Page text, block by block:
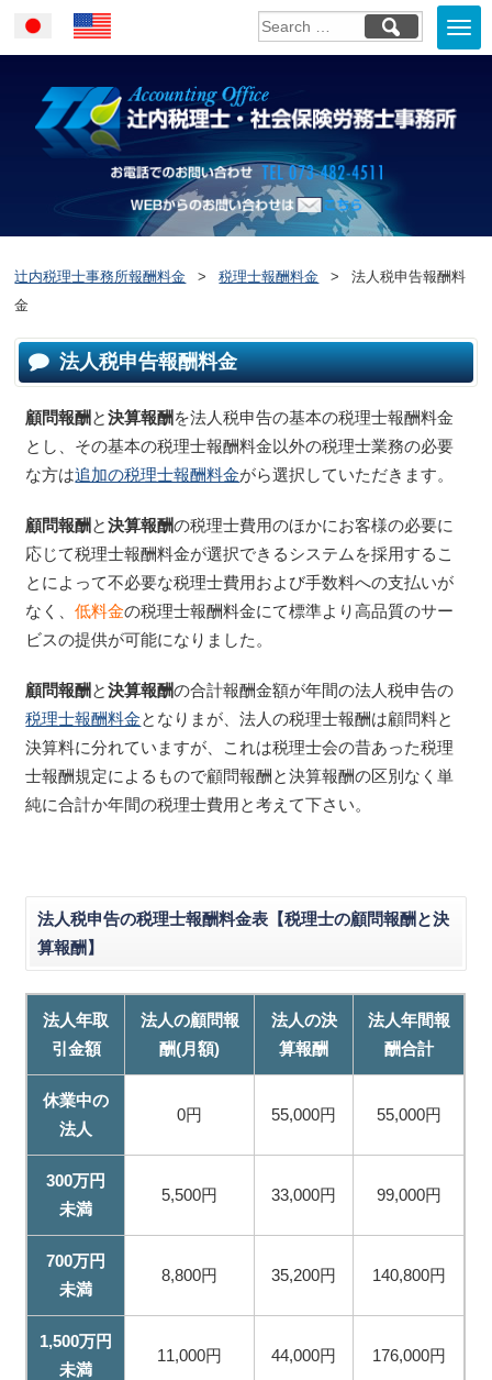
JapaneseEnglish
お電話でのお
WEBからのお問い合わせはこ
辻内税理士事務所報酬料金 > 税理士報酬料金 >
法人税申告報酬料
金
法人税申告報酬料金
顧問報酬 と決算報酬 を法人税申告の基本の税理士報酬料金
とし、その基本の税理士報酬料金以外の税理士業務の必要
な方は追加の税理士報酬料金がら選択していただきます。
顧問報酬 と決算報酬の税理士費用のほかにお客様の必要に
応じて税理士報酬料金が選択できるシステムを採用するこ
とによって不必要な税理士費用および手数料への支払いが
なく、低料金の税理士報酬料金にて標準より高品質のサー
ビスの提供が可能になりました。
顧問報酬 と決算報酬の合計報酬金額が年間の法人税申告の
税理士報酬料金となりまが、法人の税理士報酬は顧問料と
決算料に分れていますが、これは税理士会の昔あった税理
士報酬規定によるもので顧問報酬と決算報酬の区別なく単
純に合計か年間の税理士費用と考えて下さい。
法人税申告の税理士報酬料金表【税理士の顧問報酬と決
算報酬】
法人年取
引金額
法人の顧問報
酬(月額)
法人の決
算報酬
法人年間報
酬合計
休業中の
法人
0円 55,000円 55,000円
300万円
未満
5,500円 33,000円 99,000円
700万円
未満
8,800円 35,200円 140,800円
1,500万円
未満
11,000円 44,000円 176,000円